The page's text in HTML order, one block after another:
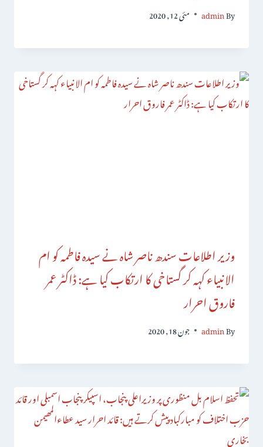
By
admin مئی 12, 2020
وزیر اطلاعات سندھ ناصر شاہ نے سیدہ فاطمہ کو ام
الانبیاء کہہ کر گستاخی کا ارتکاب کیا ہے: ڈاکٹر عمر
فاروق احرار
By
admin جون 18, 2020